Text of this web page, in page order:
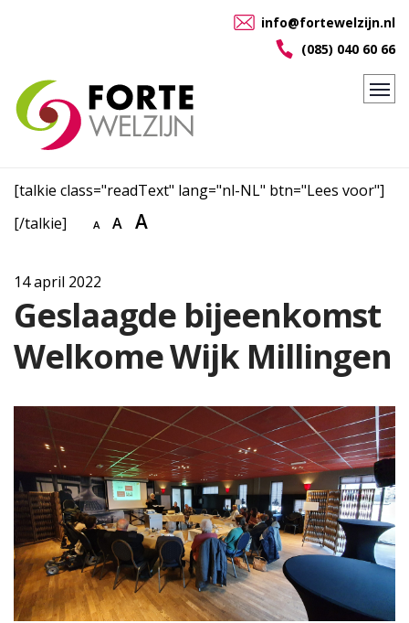
info@fortewelzijn.nl
(085) 040 60 66
[talkie class="readText" lang="nl-NL" btn="Lees voor"]
[/talkie]
A A A
14 april 2022
Geslaagde bijeenkomst
Welkome Wijk Millingen